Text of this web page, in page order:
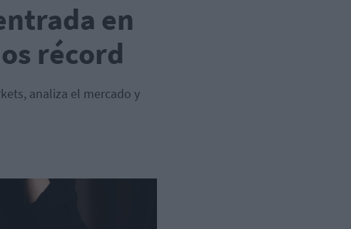
en
récord
analiza el mercado y